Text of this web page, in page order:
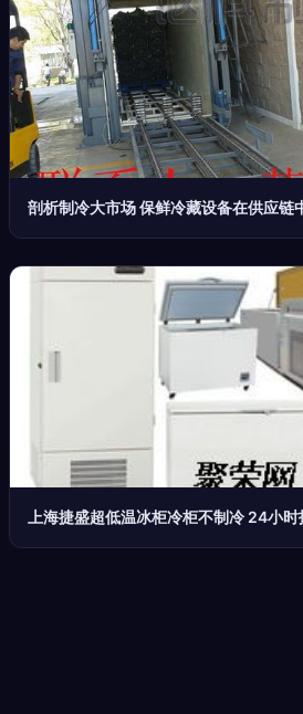
剖析制冷大市场 保鲜冷藏设备在供应链